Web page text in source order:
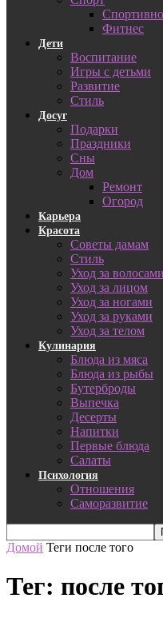
Фитнес
Дети
Воспитание
Игры с детьми
Развитие
Стиль
Досуг
Подарки
Праздники
Сны
Дом
Ремонт
Огород
Карьера
Красота
Советы дамам
Стиль
Уход за волосами
Уход за лицом
Уход за ногами
Уход за руками
Уход за телом
Кулинария
Блюда из мяса
Блюда из рыбы
Бутерброды
Выпечка
Десерты
Напитки
Первые блюда
Салаты
Психология
Отношения
Саморазвитие
Домой Теги после того
Тег: после